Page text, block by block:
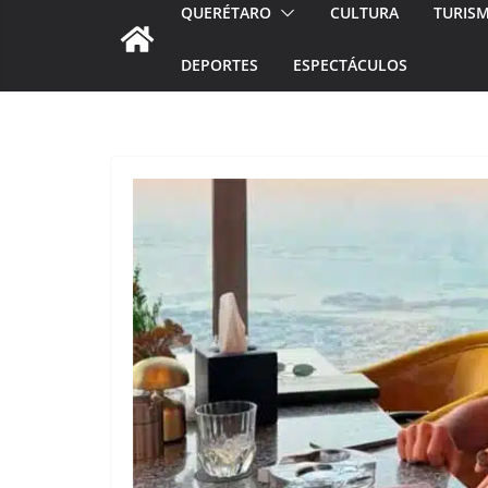
QUERÉTARO CULTURA
DEPORTES ESPECTÁCULOS